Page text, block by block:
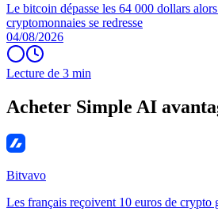
Le bitcoin dépasse les 64 000 dollars
cryptomonnaies se redresse
04/08/2026
Lecture de 3 min
Acheter Simple AI
Bitvavo
Les français reçoivent 10 euros de crypto